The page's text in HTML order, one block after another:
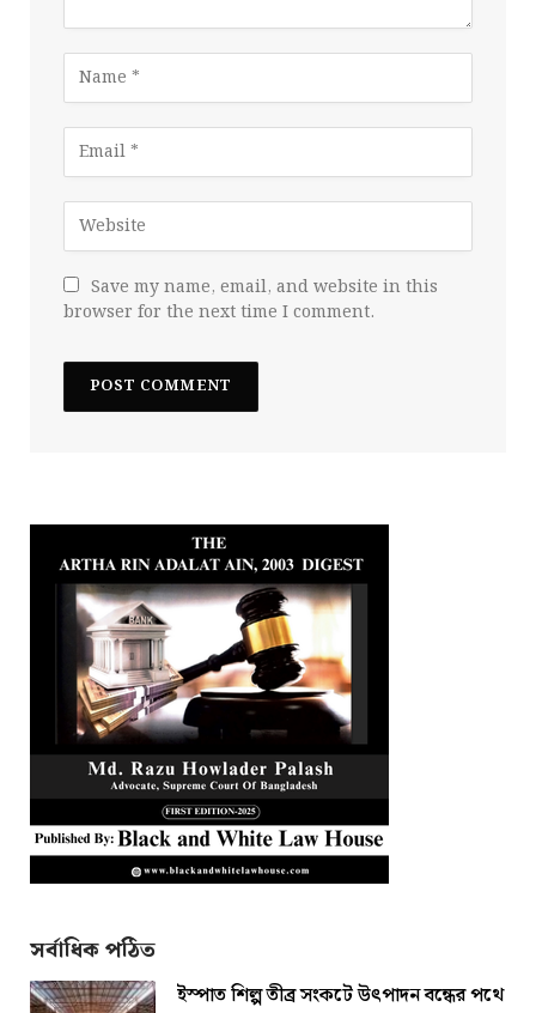
Save my name, email, and website in this
browser for the next time I comment.
সর্বাধিক পঠিত
ইস্পাত শিল্প তীব্র সংকটে উৎপাদন বন্ধের পথে